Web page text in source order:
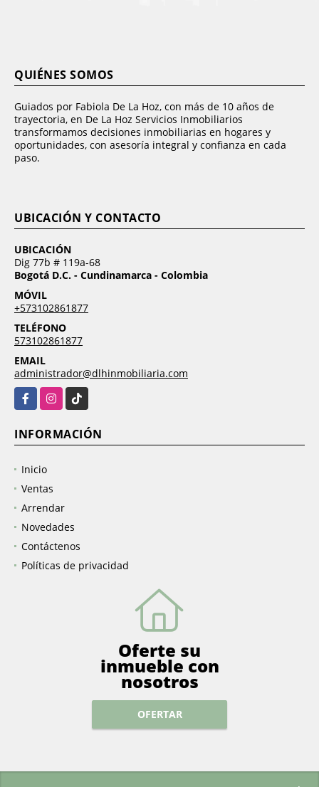
QUIÉNES SOMOS
Guiados por Fabiola De La Hoz, con más de 10 años de
trayectoria, en De La Hoz Servicios Inmobiliarios
transformamos decisiones inmobiliarias en hogares y
oportunidades, con asesoría integral y confianza en cada
paso.
UBICACIÓN Y CONTACTO
UBICACIÓN
Dig 77b # 119a-68
Bogotá D.C. - Cundinamarca - Colombia
MÓVIL
+573102861877
TELÉFONO
573102861877
EMAIL
administrador@dlhinmobiliaria.com
FacebookInstagramTikTok
INFORMACIÓN
Inicio
Ventas
Arrendar
Novedades
Contáctenos
Políticas de privacidad
Oferte su
inmueble con
nosotros
OFERTAR